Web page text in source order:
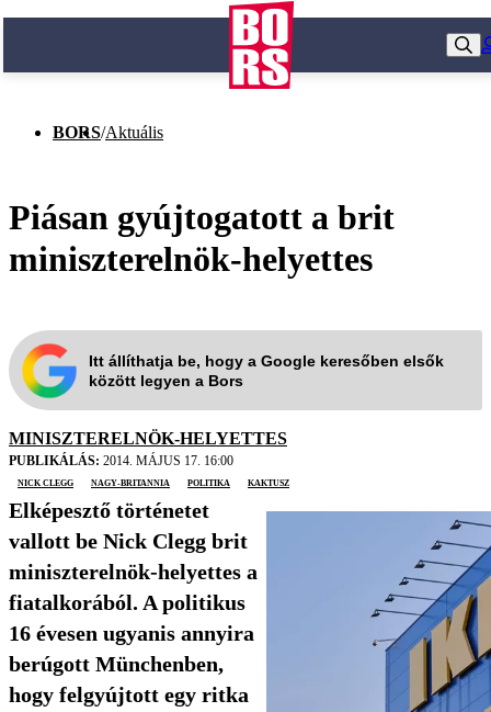
BORS/Aktuális
Piásan gyújtogatott a brit
miniszterelnök-helyettes
Itt állíthatja be, hogy a Google keresőben elsők
között legyen a Bors
MINISZTERELNÖK-HELYETTES
PUBLIKÁLÁS: 2014. MÁJUS 17. 16:00
Nick Clegg
Nagy-Britannia politika kaktusz
Elképesztő történetet
vallott be Nick Clegg brit
miniszterelnök-helyettes a
fiatalkorából. A politikus
16 évesen ugyanis annyira
berúgott Münchenben,
hogy felgyújtott egy ritka